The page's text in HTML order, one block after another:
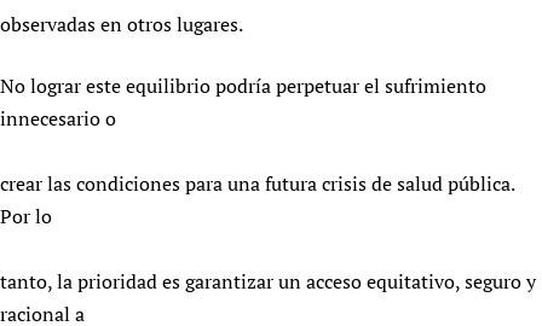
observadas en otros lugares.
No lograr este equilibrio podría perpetuar el sufrimiento
innecesario o
crear las condiciones para una futura crisis de salud pública.
Por lo
tanto, la prioridad es garantizar un acceso equitativo, seguro y
racional a